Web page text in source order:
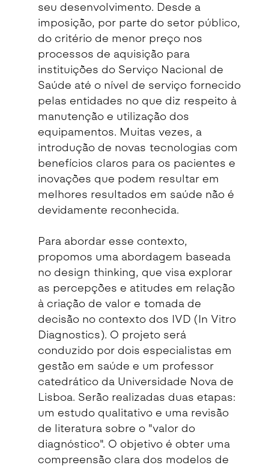
seu desenvolvimento. Desde a
imposição, por parte do setor público,
do critério de menor preço nos
processos de aquisição para
instituições do Serviço Nacional de
Saúde até o nível de serviço fornecido
pelas entidades no que diz respeito à
manutenção e utilização dos
equipamentos. Muitas vezes, a
introdução de novas tecnologias com
benefícios claros para os pacientes e
inovações que podem resultar em
melhores resultados em saúde não é
devidamente reconhecida.
Para abordar esse contexto,
propomos uma abordagem baseada
no design thinking, que visa explorar
as percepções e atitudes em relação
à criação de valor e tomada de
decisão no contexto dos IVD (In Vitro
Diagnostics). O projeto será
conduzido por dois especialistas em
gestão em saúde e um professor
catedrático da Universidade Nova de
Lisboa. Serão realizadas duas etapas:
um estudo qualitativo e uma revisão
de literatura sobre o "valor do
diagnóstico". O objetivo é obter uma
compreensão clara dos modelos de